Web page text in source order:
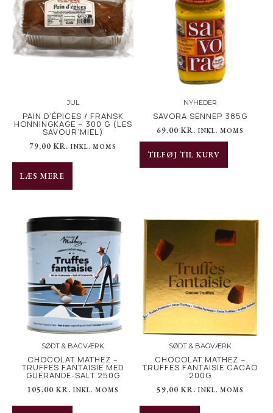
JUL
PAIN D’ÉPICES / FRANSK
HONNINGKAGE – 300 G (LES
SAVOUR’MIEL)
79,00 KR. INKL. MOMS
LÆS MERE
NYHEDER
SAVORA SENNEP 385G
69,00 KR. INKL. MOMS
TILFØJ TIL KURV
SØDT & BAGVÆRK
CHOCOLAT MATHEZ –
TRUFFES FANTAISIE MED
GUÉRANDE-SALT 250G
105,00 KR. INKL. MOMS
SØDT & BAGVÆRK
CHOCOLAT MATHEZ –
TRUFFES FANTAISIE CACAO
200G
59,00 KR. INKL. MOMS